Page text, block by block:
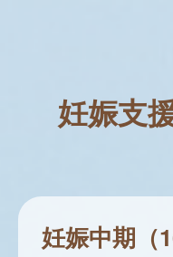
妊娠支
妊娠中期